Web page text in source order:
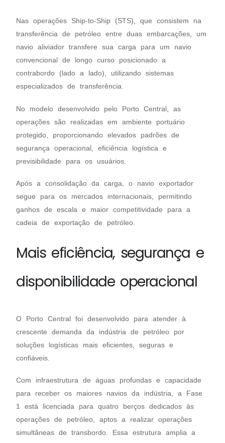
Nas operações Ship-to-Ship (STS), que consistem na
transferência de petróleo entre duas embarcações, um
navio aliviador transfere sua carga para um navio
convencional de longo curso posicionado a
contrabordo (lado a lado), utilizando sistemas
especializados de transferência.
No modelo desenvolvido pelo Porto Central, as
operações são realizadas em ambiente portuário
protegido, proporcionando elevados padrões de
segurança operacional, eficiência logística e
previsibilidade para os usuários.
Após a consolidação da carga, o navio exportador
segue para os mercados internacionais, permitindo
ganhos de escala e maior competitividade para a
cadeia de exportação de petróleo.
Mais eficiência, segurança e
disponibilidade operacional
O Porto Central foi desenvolvido para atender à
crescente demanda da indústria de petróleo por
soluções logísticas mais eficientes, seguras e
confiáveis.
Com infraestrutura de águas profundas e capacidade
para receber os maiores navios da indústria, a Fase
1 está licenciada para quatro berços dedicados às
operações de petróleo, aptos a realizar operações
simultâneas de transbordo. Essa estrutura amplia a